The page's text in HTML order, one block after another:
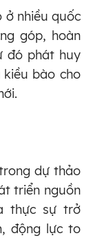
ở nhiều quốc
góp, hoàn
đó phát huy
bào cho
dự thảo
triển nguồn
thực sự trở
động lực to